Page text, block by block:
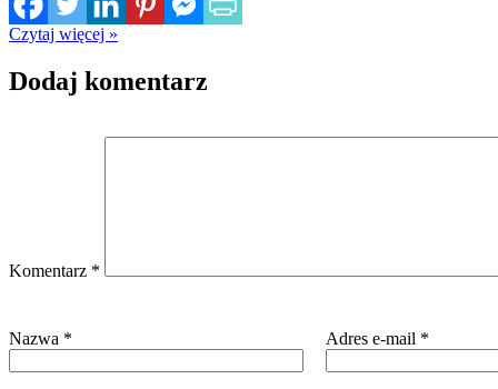
Czytaj więcej »
Dodaj komentarz
Komentarz *
Nazwa * Adres e-mail *